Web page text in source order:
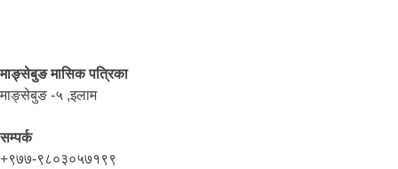
माङ्सेबुङ मासिक पत्रिका
माङ्सेबुङ -५ ,इलाम
सम्पर्क
+९७७-९८०३०५७१९९